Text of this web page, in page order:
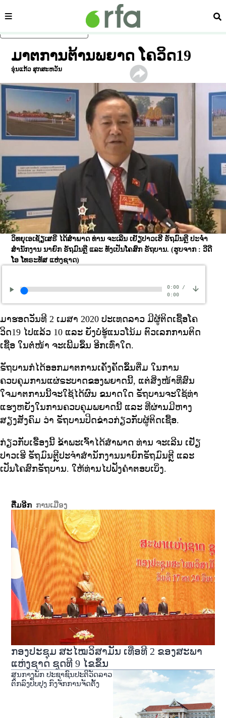
ໝວດ ຄົ້
ມາຕການຕ້ານພຍາດ ໂຄວິດ19
ອຸ່ນແກ້ວ ສຸກສະຫວັນ
ວິທຍຸເອເຊັຽເສຣີ ໄດ້ສຳພາດ ທ່ານ ຈະເລີນ ເຢັຽປາວເຮີ ຣັຖມົນຕຼີ ປະຈຳ
ສຳນັກງານ ນາຍົກ ຣັຖມົນຕຼີ ແລະ ທັງເປັນໂຄສົກ ຣັຖບານ.(ຮູບຈາກ : ວີດີ
ໂອ ໂທຣະທັສ ແຫ່ງຊາດ)
0:00/
0:00
ມາຮອດວັນທີ 2 ເມສາ 2020 ປະເທດລາວ ມີຜູ້ຕິດເຊື້ອໂຄ
ວິດ19 ໄປແລ້ວ 10 ແລະ ຍັງບໍ່ຮູ້ແນວໂນ້ມ ຕົວເລກການຕິດ
ເຊື້ອ ໃນຕໍ່ໜ້າ ຈະເພີ້ມຂຶ້ນ ອີກເທົ່າໃດ.
ຣັຖບານກໍໄດ້ອອກມາຕການເຄັ່ງຄັດຂຶ້ນຕື່ມ ໃນການ
ຄວບຄຸມການແຜ່ຣະບາດຂອງພຍາດນີ້, ແຕ່ສິ່ງໜ້າທີ່ສົນ
ໃຈມາຕການນີ້ຈະໃຊ້ໄດ້ຜົນ ຂນາດໃດ ຣັຖບານຈະໃຊ້ທ່າ
ແຮງຫຍັງໃນການຄວບຄຸມພຍາດນີ້ ແລະ ທີ່ຜ່ານມີຫາງ
ສຽງສັງຄົມ ວ່າ ຣັຖບານປິດຂ່າວກ່ຽວກັບຜູ້ຕິດເຊື້ອ.
ກ່ຽວກັບເຣື້ອງນີ້ ຂ້າພະເຈົ້າໄດ້ສຳພາດ ທ່ານ ຈະເລີນ ເຢັຽ
ປາວເຮີ ຣັຖມົນຕຼີປະຈຳສຳນັກງານນາຍົກຣັຖມົນຕຼີ ແລະ
ເປັນໂຄສົກຣັຖບານ. ໃຫ້ທ່ານໄປຟັງຄຳຕອບເບິ່ງ.
ຕື່ມອີກ ການເມືອງ
ກອງປະຊຸມ ສະໄໝວິສາມັນ ເທື່ອທີ 2 ຂອງສະພາ
ແຫ່ງຊາດ ຊຸດທີ 9 ໄຂຂຶ້ນ
ສູນກາງພັກ ປະຊາຊົນປະຕິວັດລາວ
ຕົກລົງປັບປຸງ ກົງຈັກການຈັດຕັ້ງ